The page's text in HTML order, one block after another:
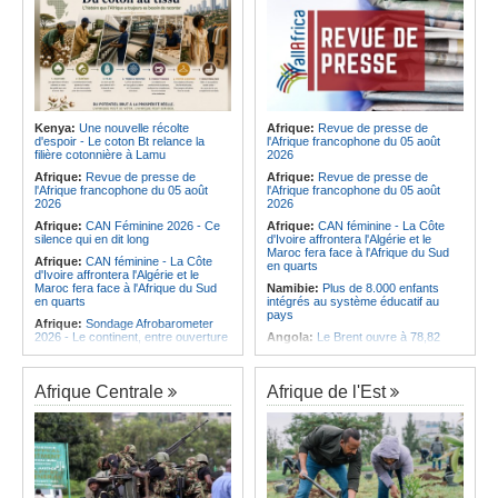
Kenya: Une nouvelle récolte
d'espoir - Le coton Bt relance la
filière cotonnière à Lamu
Afrique: Revue de presse de
l'Afrique francophone du 05 août
2026
Afrique: CAN Féminine 2026 - Ce
silence qui en dit long
Afrique: CAN féminine - La Côte
d'Ivoire affrontera l'Algérie et le
Maroc fera face à l'Afrique du Sud
en quarts
Afrique: Sondage Afrobarometer
2026 - Le continent, entre ouverture
Afrique:L'Éthiopie accueillera la
76e session du Comité régional de
l'OMS pour le continent
Afrique:La chaîne Canal+ va
diffuser l'ensemble des coupes
d'Europe de football sur le continent
Afrique:Les soins de santé
passent aussi par les familles et les
Afrique: Revue de presse de
l'Afrique francophone du 05 août
2026
Afrique: Revue de presse de
l'Afrique francophone du 05 août
2026
Afrique: CAN féminine - La Côte
d'Ivoire affrontera l'Algérie et le
Maroc fera face à l'Afrique du Sud
en quarts
Namibie: Plus de 8.000 enfants
intégrés au système éducatif au
pays
Angola: Le Brent ouvre à 78,82
Angola:Une commission présente
son plan d'intervention en cas de
catastrophe à Huambo
Angola:L'IDF renforce l'application
de la loi pour préserver la faune
sauvage
Angola:Les chasseurs angolais
préconisent la numérisation du
Afrique Centrale Afrique de l'Est